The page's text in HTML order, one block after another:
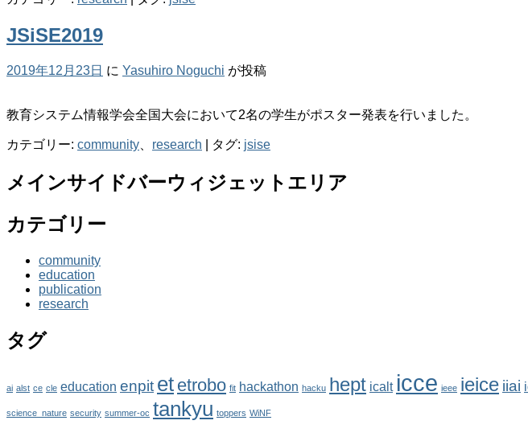
JSiSE2019
2019年12月23日 に Yasuhiro Noguchi が投稿
教育システム情報学会全国大会において2名の学生がポスター発表を行いました。
カテゴリー: community research タグ: jsise
メインサイドバーウィジェットエリア
カテゴリー
community
education
publication
research
タグ
ai alst ce cle education enpit et etrobo fit hackathon hacku hept icalt icce ieee ieice iiai
science_nature security summer-oc tankyu toppers WiNF